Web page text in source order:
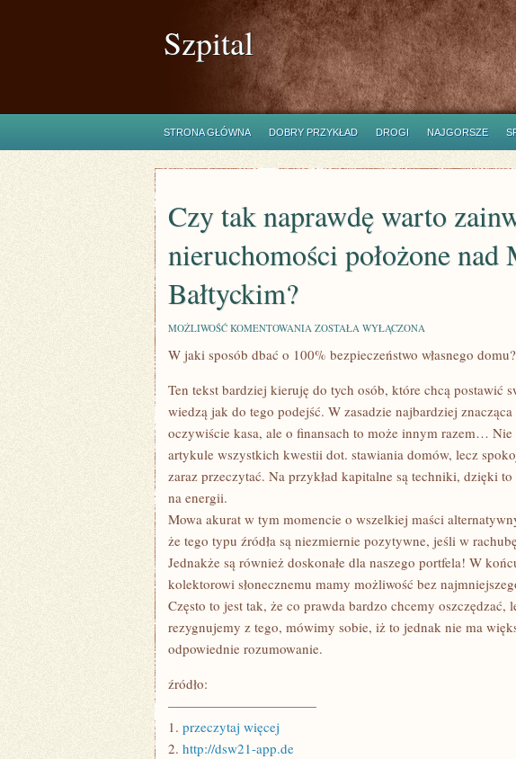
Szpital
STRONA GŁÓWNA DOBRY PRZYKŁAD DROGI NAJGORSZE
Czy tak naprawdę warto
nieruchomości położone nad
Bałtyckim?
MOŻLIWOŚĆ KOMENTOWANIA CZY
NAPRAWDĘ
W
NIERUCHOMOŚCI
NAD
MORZEM
BAŁTYCKIM?
ZOSTAŁA WYŁĄCZONA
W jaki sposób dbać o 100% bezpieczeństwo własnego domu?
Ten tekst bardziej kieruję do tych osób, które chcą postawić
wiedzą jak do tego podejść. W zasadzie najbardziej
oczywiście kasa, ale o finansach to może innym razem… Nie
artykule wszystkich kwestii dot. stawiania domów, lecz
zaraz przeczytać. Na przykład kapitalne są techniki, dzięki
na energii.
Mowa akurat w tym momencie o wszelkiej maści
że tego typu źródła są niezmiernie pozytywne, jeśli w
Jednakże są również doskonałe dla naszego portfela! W
kolektorowi słonecznemu mamy możliwość bez
Często to jest tak, że co prawda bardzo chcemy
rezygnujemy z tego, mówimy sobie, iż to jednak nie ma
odpowiednie rozumowanie.
źródło:
———————————
1. przeczytaj więcej
2. http://dsw21-app.de